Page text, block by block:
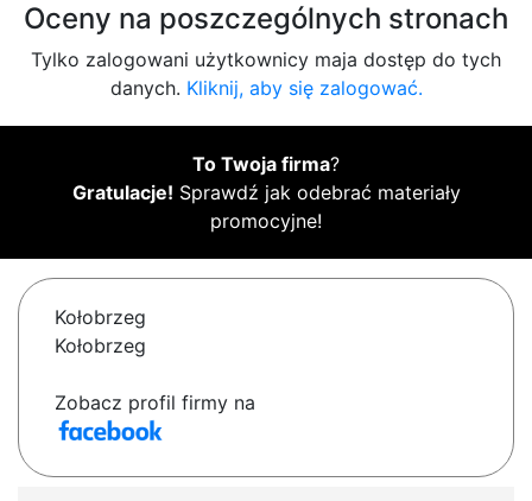
Oceny na poszczególnych stronach
Tylko zalogowani użytkownicy maja dostęp do tych
danych. Kliknij, aby się zalogować.
To Twoja firma?
Gratulacje! Sprawdź jak odebrać materiały
promocyjne!
Kołobrzeg
Kołobrzeg
Zobacz profil firmy na